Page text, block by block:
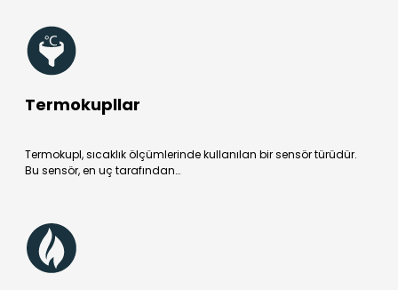
Termokupllar
Termokupl, sıcaklık ölçümlerinde kullanılan bir sensör türüdür.
Bu sensör, en uç tarafından…